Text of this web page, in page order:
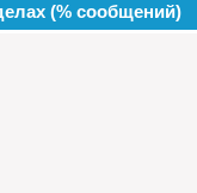
(% сообщений)